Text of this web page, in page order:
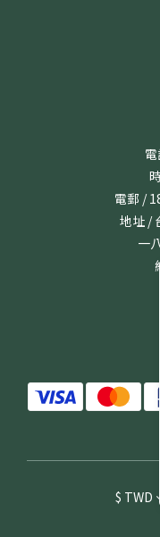
電郵 /
地址 /
一
$ TWD